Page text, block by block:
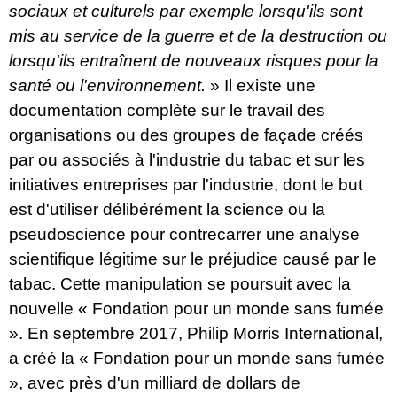
sociaux et culturels par exemple lorsqu'ils sont
mis au service de la guerre et de la destruction ou
lorsqu'ils entraînent de nouveaux risques pour la
santé ou l'environnement. » Il existe une
documentation complète sur le travail des
organisations ou des groupes de façade créés
par ou associés à l'industrie du tabac et sur les
initiatives entreprises par l'industrie, dont le but
est d'utiliser délibérément la science ou la
pseudoscience pour contrecarrer une analyse
scientifique légitime sur le préjudice causé par le
tabac. Cette manipulation se poursuit avec la
nouvelle « Fondation pour un monde sans fumée
». En septembre 2017, Philip Morris International,
a créé la « Fondation pour un monde sans fumée
», avec près d'un milliard de dollars de